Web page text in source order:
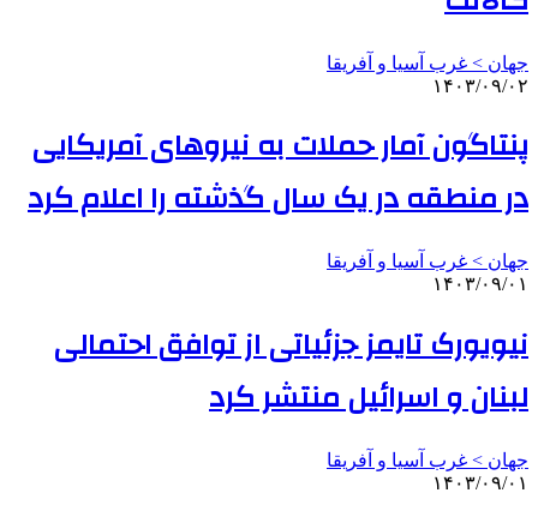
جهان > غرب آسیا و آفریقا
۱۴۰۳/۰۹/۰۲
پنتاگون آمار حملات به نیروهای آمریکایی
در منطقه در یک سال گذشته را اعلام کرد
جهان > غرب آسیا و آفریقا
۱۴۰۳/۰۹/۰۱
نیویورک تایمز جزئیاتی از توافق احتمالی
لبنان و اسرائیل منتشر کرد
جهان > غرب آسیا و آفریقا
۱۴۰۳/۰۹/۰۱